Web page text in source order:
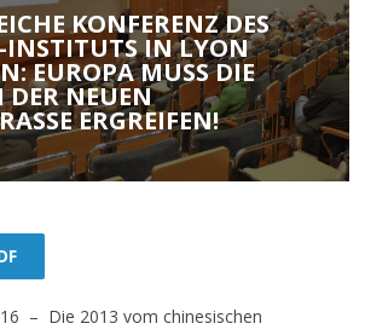
KONFERENZ DES
INSTITUTS IN LYON
EUROPA MUSS DIE C
NEUEN S
ERGREIFEN!
– Die 2013 vom chinesischen